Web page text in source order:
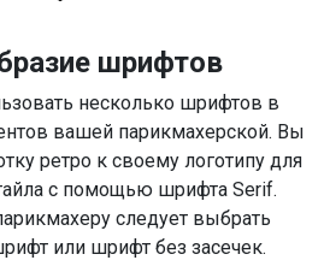
шрифтов
несколько шрифтов в
вашей парикмахерской. Вы
ретро к своему логотипу для
с помощью шрифта Serif.
следует выбрать
или шрифт без засечек.